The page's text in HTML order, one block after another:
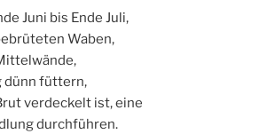
Juni bis Ende Juli,
Waben,
dünn füttern,
verdeckelt ist, eine
durchführen.